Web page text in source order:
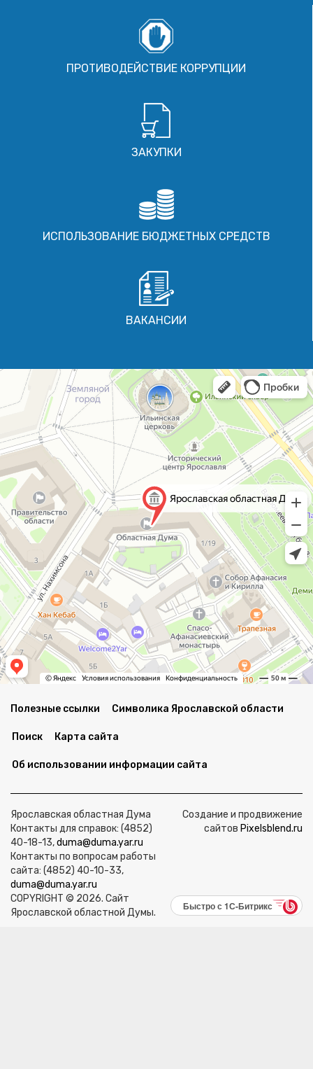
ПРОТИВОДЕЙСТВИЕ КОРРУПЦИИ
ЗАКУПКИ
ИСПОЛЬЗОВАНИЕ БЮДЖЕТНЫХ СРЕДСТВ
ВАКАНСИИ
Полезные ссылки Символика Ярославской области
Поиск Карта сайта
Об использовании информации сайта
Ярославская областная Дума
Контакты для справок: (4852)
40-18-13,duma@duma.yar.ru
Контакты по вопросам работы
сайта: (4852) 40-10-33,
duma@duma.yar.ru
COPYRIGHT © 2026. Сайт
Ярославской областной Думы.
Создание и продвижение
сайтов Pixelsblend.ru
Быстро с 1С-Битрикс